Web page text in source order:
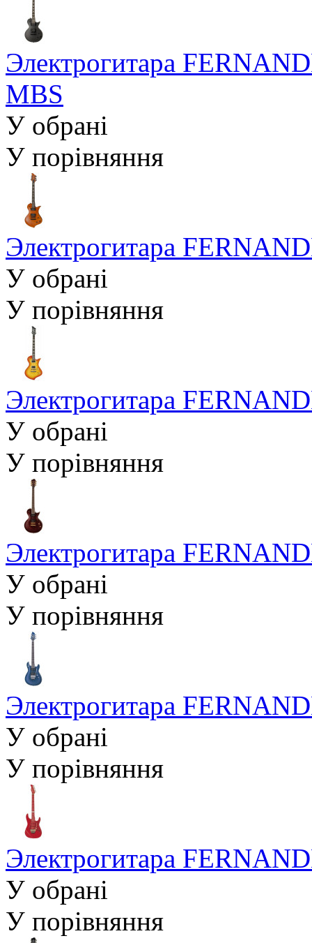
Электрогитара
MBS
У обрані
У порівняння
Электрогитара
У обрані
У порівняння
Электрогитара
У обрані
У порівняння
Электрогитара
У обрані
У порівняння
Электрогитара
У обрані
У порівняння
Электрогитара
У обрані
У порівняння